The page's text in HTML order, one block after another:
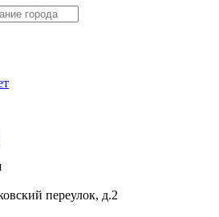
переулок, д.2